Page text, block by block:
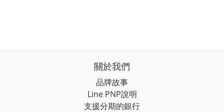
關於我們
品牌故事
Line PNP說明
支援分期的銀行